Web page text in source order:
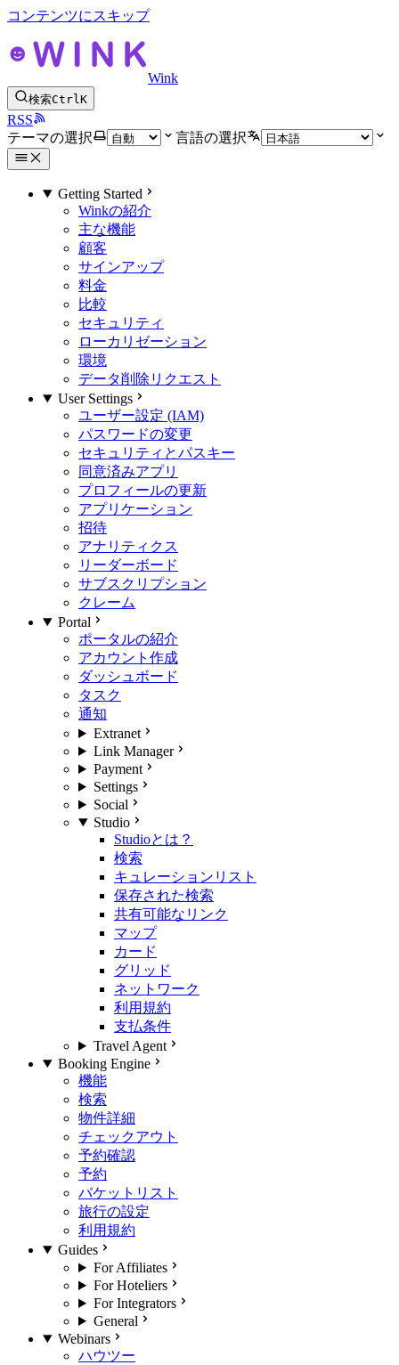
コンテンツにスキップ
Wink
検索CtrlK
RSS
テーマの選択
言語の選択
Getting Started
Winkの紹介
主な機能
顧客
サインアップ
料金
比較
セキュリティ
ローカリゼーション
環境
データ削除リクエスト
User Settings
ユーザー設定 (IAM)
パスワードの変更
セキュリティとパスキー
同意済みアプリ
プロフィールの更新
アプリケーション
招待
アナリティクス
リーダーボード
サブスクリプション
クレーム
Portal
ポータルの紹介
アカウント作成
ダッシュボード
タスク
通知
Extranet
Link Manager
Payment
Settings
Social
Studio
Studioとは？
検索
キュレーションリスト
保存された検索
共有可能なリンク
マップ
カード
グリッド
ネットワーク
利用規約
支払条件
Travel Agent
Booking Engine
機能
検索
物件詳細
チェックアウト
予約確認
予約
バケットリスト
旅行の設定
利用規約
Guides
For Affiliates
For Hoteliers
For Integrators
General
Webinars
ハウツー